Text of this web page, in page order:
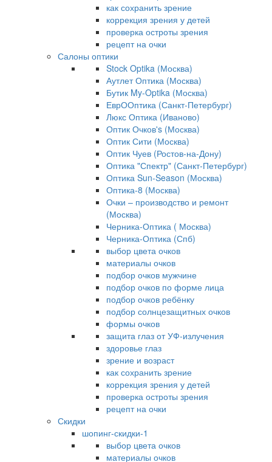
как сохранить зрение
коррекция зрения у детей
проверка остроты зрения
рецепт на очки
Салоны оптики
Stock Optika (Москва)
Аутлет Оптика (Москва)
Бутик My-Optika (Москва)
ЕврООптика (Санкт-Петербург)
Люкс Оптика (Иваново)
Оптик Очков's (Москва)
Оптик Сити (Москва)
Оптик Чуев (Ростов-на-Дону)
Оптика "Спектр" (Санкт-Петербург)
Оптика Sun-Season (Москва)
Оптика-8 (Москва)
Очки – производство и ремонт
(Москва)
Черника-Оптика ( Москва)
Черника-Оптика (Спб)
выбор цвета очков
материалы очков
подбор очков мужчине
подбор очков по форме лица
подбор очков ребёнку
подбор солнцезащитных очков
формы очков
защита глаз от УФ-излучения
здоровье глаз
зрение и возраст
как сохранить зрение
коррекция зрения у детей
проверка остроты зрения
рецепт на очки
Скидки
шопинг-скидки-1
выбор цвета очков
материалы очков